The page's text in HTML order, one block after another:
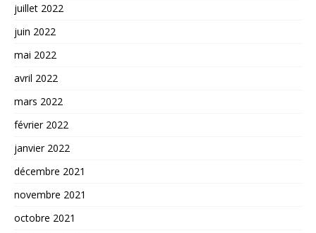
juillet 2022
juin 2022
mai 2022
avril 2022
mars 2022
février 2022
janvier 2022
décembre 2021
novembre 2021
octobre 2021